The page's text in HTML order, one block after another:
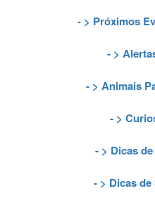
- > Próximos
- >
- > Animais
- >
- > Dicas
- > Dicas